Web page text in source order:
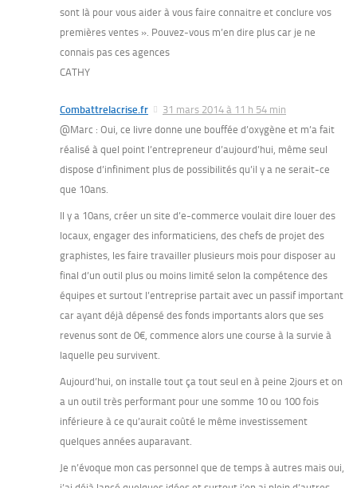
sont là pour vous aider à vous faire connaitre et conclure vos
premières ventes ». Pouvez-vous m’en dire plus car je ne
connais pas ces agences
CATHY
Combattrelacrise.fr
31 mars 2014 à 11 h 54 min
@Marc : Oui, ce livre donne une bouffée d’oxygène et m’a fait
réalisé à quel point l’entrepreneur d’aujourd’hui, même seul
dispose d’infiniment plus de possibilités qu’il y a ne serait-ce
que 10ans.
Il y a 10ans, créer un site d’e-commerce voulait dire louer des
locaux, engager des informaticiens, des chefs de projet des
graphistes, les faire travailler plusieurs mois pour disposer au
final d’un outil plus ou moins limité selon la compétence des
équipes et surtout l’entreprise partait avec un passif important
car ayant déjà dépensé des fonds importants alors que ses
revenus sont de 0€, commence alors une course à la survie à
laquelle peu survivent.
Aujourd’hui, on installe tout ça tout seul en à peine 2jours et on
a un outil très performant pour une somme 10 ou 100 fois
inférieure à ce qu’aurait coûté le même investissement
quelques années auparavant.
Je n’évoque mon cas personnel que de temps à autres mais oui,